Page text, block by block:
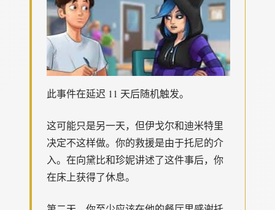
此事件在延迟 11 天后随机触发。
这可能只是另一天，但伊戈尔和迪米特里
决定不这样做。你的救援是由于托尼的介
入。在向黛比和珍妮讲述了这件事后，你
在床上获得了休息。